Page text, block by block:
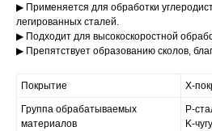
▶ Применяется для обработки
легированных сталей.
▶ Подходит для высокоскоростной
▶ Препятствует образованию сколов,
Покрытие X-
Группа обрабатываемых
материалов
P-
K-